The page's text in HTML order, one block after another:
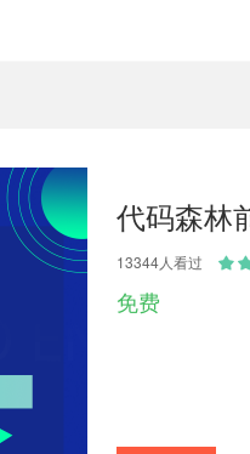
代码森林
13344人看过
免费